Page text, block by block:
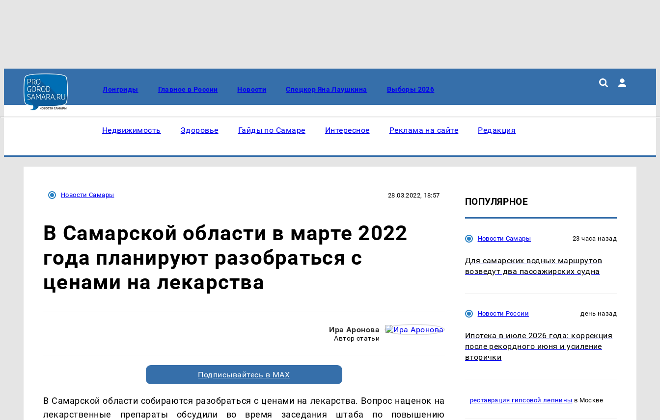
Лонгриды Главное в России Новости Спецкор Яна Лаушкина Выборы 2026
Недвижимость Здоровье Гайды по Самаре Интересное Реклама на сайте Редакция
Новости Самары 28.03.2022, 18:57
В Самарской области в марте 2022
года планируют разобраться с
ценами на лекарства
Ира Аронова
Автор статьи
Подписывайтесь в MAX
В Самарской области собираются разобраться с ценами на лекарства. Вопрос наценок на
лекарственные препараты обсудили во время заседания штаба по повышению
ПОПУЛЯРНОЕ
Новости Самары 23 часа назад
Для самарских водных маршрутов
возведут два пассажирских судна
Новости России день назад
Ипотека в июле 2026 года: коррекция
после рекордного июня и усиление
вторички
реставрация гипсовой лепнины в Москве